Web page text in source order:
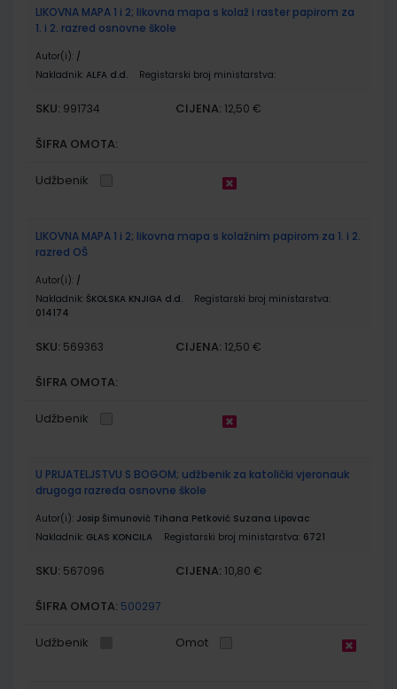
LIKOVNA MAPA 1 i 2; likovna mapa s kolaž i raster papirom za
1. i 2. razred osnovne škole
Autor(i): /
Nakladnik: ALFA d.d. Registarski broj ministarstva:
SKU: 991734 CIJENA: 12,50 €
ŠIFRA OMOTA:
Udžbenik
LIKOVNA MAPA 1 i 2; likovna mapa s kolažnim papirom za 1. i 2.
razred OŠ
Autor(i): /
Nakladnik: ŠKOLSKA KNJIGA d.d.
Registarski broj ministarstva:
014174
SKU: 569363 CIJENA: 12,50 €
ŠIFRA OMOTA:
Udžbenik
U PRIJATELJSTVU S BOGOM; udžbenik za katolički vjeronauk
drugoga razreda osnovne škole
Autor(i): Josip Šimunović Tihana Petković Suzana Lipovac
Nakladnik: GLAS KONCILA Registarski broj ministarstva: 6721
SKU: 567096 CIJENA: 10,80 €
ŠIFRA OMOTA: 500297
Udžbenik Omot